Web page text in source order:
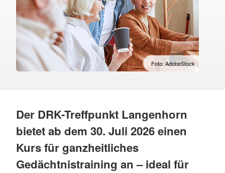
Foto: AdobeStock
Der DRK-Treffpunkt Langenhorn
bietet ab dem 30. Juli 2026 einen
Kurs für ganzheitliches
Gedächtnistraining an – ideal für